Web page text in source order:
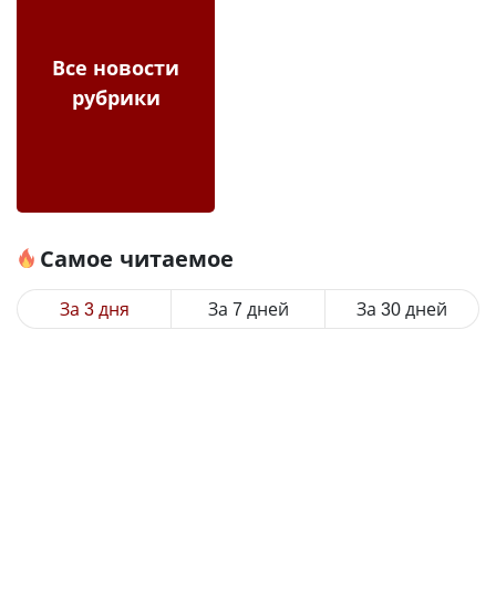
Все новости
рубрики
Самое читаемое
За 3 дня За 7 дней За 30 дней